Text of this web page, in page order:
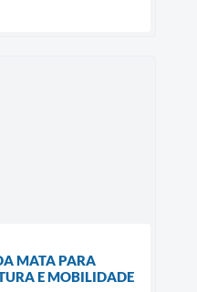
MATA PARA
E MOBILIDADE